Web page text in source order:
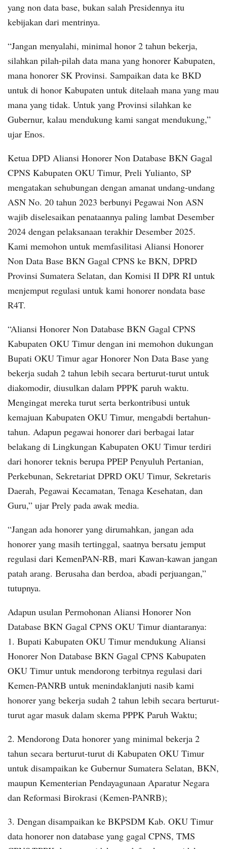
yang non data base, bukan salah Presidennya itu
kebijakan dari mentrinya.
“Jangan menyalahi, minimal honor 2 tahun bekerja,
silahkan pilah-pilah data mana yang honorer Kabupaten,
mana honorer SK Provinsi. Sampaikan data ke BKD
untuk di honor Kabupaten untuk ditelaah mana yang mau
mana yang tidak. Untuk yang Provinsi silahkan ke
Gubernur, kalau mendukung kami sangat mendukung,”
ujar Enos.
Ketua DPD Aliansi Honorer Non Database BKN Gagal
CPNS Kabupaten OKU Timur, Preli Yulianto, SP
mengatakan sehubungan dengan amanat undang-undang
ASN No. 20 tahun 2023 berbunyi Pegawai Non ASN
wajib diselesaikan penataannya paling lambat Desember
2024 dengan pelaksanaan terakhir Desember 2025.
Kami memohon untuk memfasilitasi Aliansi Honorer
Non Data Base BKN Gagal CPNS ke BKN, DPRD
Provinsi Sumatera Selatan, dan Komisi II DPR RI untuk
menjemput regulasi untuk kami honorer nondata base
R4T.
“Aliansi Honorer Non Database BKN Gagal CPNS
Kabupaten OKU Timur dengan ini memohon dukungan
Bupati OKU Timur agar Honorer Non Data Base yang
bekerja sudah 2 tahun lebih secara berturut-turut untuk
diakomodir, diusulkan dalam PPPK paruh waktu.
Mengingat mereka turut serta berkontribusi untuk
kemajuan Kabupaten OKU Timur, mengabdi bertahun-
tahun. Adapun pegawai honorer dari berbagai latar
belakang di Lingkungan Kabupaten OKU Timur terdiri
dari honorer teknis berupa PPEP Penyuluh Pertanian,
Perkebunan, Sekretariat DPRD OKU Timur, Sekretaris
Daerah, Pegawai Kecamatan, Tenaga Kesehatan, dan
Guru,” ujar Prely pada awak media.
“Jangan ada honorer yang dirumahkan, jangan ada
honorer yang masih tertinggal, saatnya bersatu jemput
regulasi dari KemenPAN-RB, mari Kawan-kawan jangan
patah arang. Berusaha dan berdoa, abadi perjuangan,”
tutupnya.
Adapun usulan Permohonan Aliansi Honorer Non
Database BKN Gagal CPNS OKU Timur diantaranya:
1. Bupati Kabupaten OKU Timur mendukung Aliansi
Honorer Non Database BKN Gagal CPNS Kabupaten
OKU Timur untuk mendorong terbitnya regulasi dari
Kemen-PANRB untuk menindaklanjuti nasib kami
honorer yang bekerja sudah 2 tahun lebih secara berturut-
turut agar masuk dalam skema PPPK Paruh Waktu;
2. Mendorong Data honorer yang minimal bekerja 2
tahun secara berturut-turut di Kabupaten OKU Timur
untuk disampaikan ke Gubernur Sumatera Selatan, BKN,
maupun Kementerian Pendayagunaan Aparatur Negara
dan Reformasi Birokrasi (Kemen-PANRB);
3. Dengan disampaikan ke BKPSDM Kab. OKU Timur
data honorer non database yang gagal CPNS, TMS